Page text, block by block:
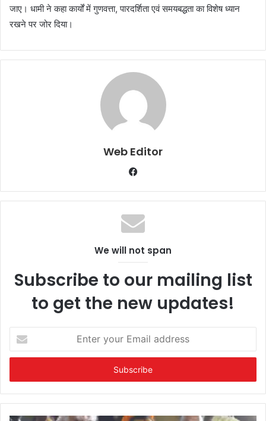
जाए। धामी ने कहा कार्यों में गुणवत्ता, पारदर्शिता एवं समयबद्धता का विशेष ध्यान
रखने पर जोर दिया।
Web Editor
Facebook
We will not span
Subscribe to our mailing list
to get the new updates!
your
Email